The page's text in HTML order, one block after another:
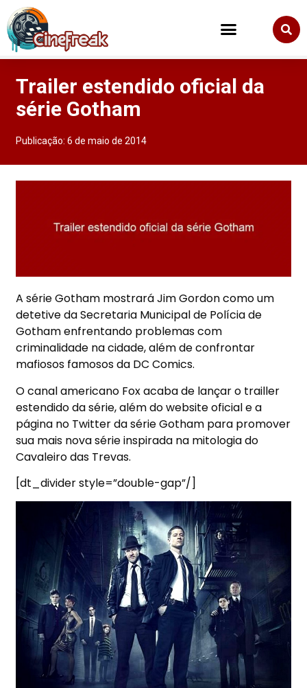
Trailer estendido oficial da
série Gotham
Publicação:6 de maio de 2014
A série Gotham mostrará Jim Gordon como um
detetive da Secretaria Municipal de Polícia de
Gotham enfrentando problemas com
criminalidade na cidade, além de confrontar
mafiosos famosos da DC Comics.
O canal americano Fox acaba de lançar o trailler
estendido da série, além do website oficial e a
página no Twitter da série Gotham para promover
sua mais nova série inspirada na mitologia do
Cavaleiro das Trevas.
[dt_divider style=”double-gap”/]